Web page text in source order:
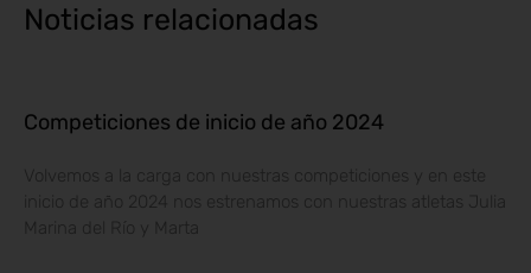
Noticias relacionadas
Competiciones de inicio de año 2024
Volvemos a la carga con nuestras competiciones y en este
inicio de año 2024 nos estrenamos con nuestras atletas Julia
Marina del Río y Marta